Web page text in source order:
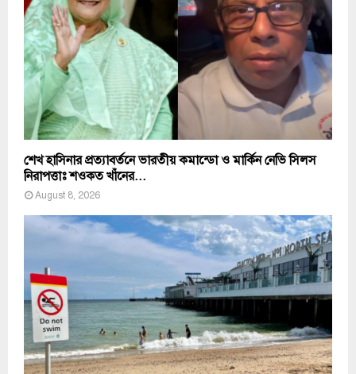
শেখ হাসিনার প্রত্যাবর্তনে ভারতীয় কমান্ডো ও মার্কিন নেভি সিলস
নিরাপত্তাঃ শওকত খাঁনের...
August 8, 2026